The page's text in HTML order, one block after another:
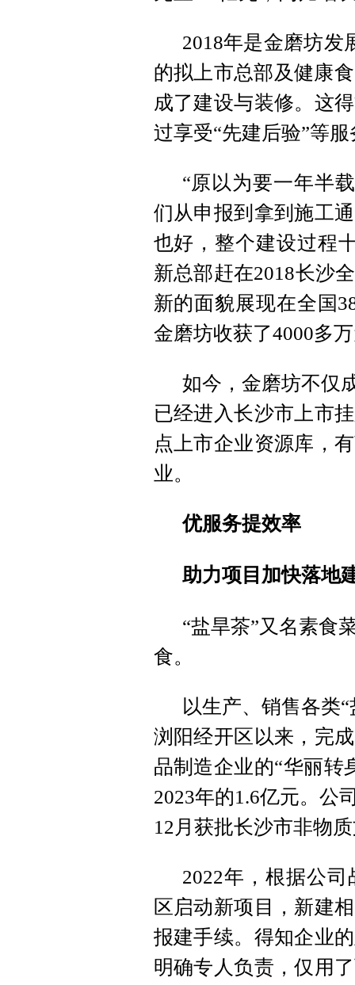
2018年是金磨坊发
的拟上市总部及健康
成了建设与装修。这
过享受“先建后验”等
“原以为要一年半
们从申报到拿到施工
也好，整个建设过程
新总部赶在2018长沙
新的面貌展现在全国
金磨坊收获了4000多
如今，金磨坊不仅
已经进入长沙市上市
点上市企业资源库，
业。
优服务提效率
助力项目加快落地
“盐旱茶”又名素食
食。
以生产、销售各类
浏阳经开区以来，完
品制造企业的“华丽转
2023年的1.6亿元。公
12月获批长沙市非物
2022年，根据公
区启动新项目，新建
报建手续。得知企业
明确专人负责，仅用